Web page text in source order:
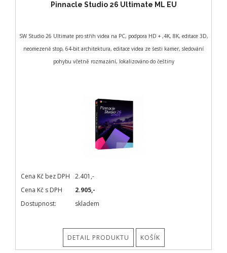
Pinnacle Studio 26 Ultimate ML EU
SW Studio 26 Ultimate pro střih videa na PC, podpora HD + ,4K, 8K, editace 3D,
neomezeně stop, 64-bit architektura, editace videa ze šesti kamer, sledování
pohybu včetně rozmazání, lokalizováno do češtiny
Cena Kč bez DPH
2.401,-
Cena Kč s DPH
2.905,-
Dostupnost:
skladem
DETAIL PRODUKTU KOŠÍK